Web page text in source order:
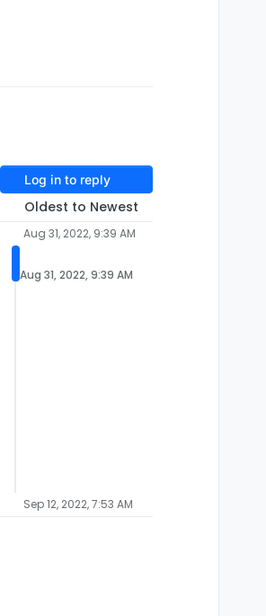
Log in to reply
Oldest to Newest
Aug 31, 2022, 9:39 AM
Aug 31, 2022, 9:39 AM
Sep 12, 2022, 7:53 AM